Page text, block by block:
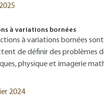
à variations bornées
à variations bornées
de définir des problèmes
physique et imagerie
2024